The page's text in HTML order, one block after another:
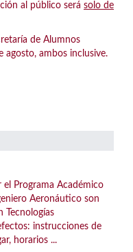
al público será solo de
de Alumnos
agosto, ambos inclusive.
el Programa Académico
Aeronáutico son
Tecnologías
instrucciones de
horarios ...